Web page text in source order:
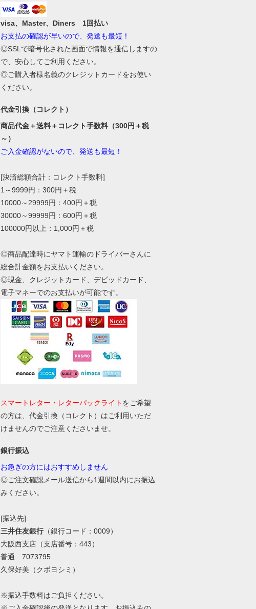
visa、Master、Diners 1回払い
お支払の確認が早いので、発送も最短！
◎SSLで暗号化された画面で情報を通信しますの
で、安心してご利用ください。
◎ご購入者様名義のクレジットカードをお使い
ください。
代金引換（コレクト）
商品代金＋送料＋コレクト手数料（300円＋税
～）
ご入金確認がないので、発送も最短！
[決済総額合計：コレクト手数料]
1～9999円：300円＋税
10000～29999円：400円＋税
30000～99999円：600円＋税
100000円以上：1,000円＋税
◎商品配達時にヤマト運輸のドライバーさんに
総合計金額をお支払いください。
◎現金、クレジットカード、デビッドカード、
電子マネーでのお支払いが可能です。
スマートレター・レターパックライト をご希望
の方は、代金引換（コレクト）はご利用いただ
けませんのでご注意くださいませ。
銀行振込
お急ぎの方にはおすすめしません
◎ご注文確認メール送信から1週間以内にお振込
みください。
[振込先]
三井住友銀行（銀行コード：0009）
大阪西支店（支店番号：443）
普通 7073795
久保好美（クボヨシミ）
※振込手数料はご負担ください。